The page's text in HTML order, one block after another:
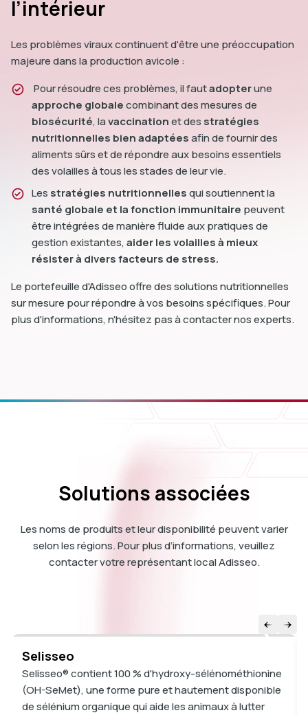
l’intérieur
Les problèmes viraux continuent d'être une préoccupation
majeure dans la production avicole :
Pour résoudre ces problèmes, il fautadopterune
approche globalecombinant des mesures de
biosécurité, lavaccinationet des stratégies
nutritionnelles bien adaptéesafin de fournir des
aliments sûrs et de répondre aux besoins essentiels
des volailles à tous les stades de leur vie.
Les stratégies nutritionnellesqui soutiennent la
santé globale et la fonction immunitaire peuvent
être intégrées de manière fluide aux pratiques de
gestion existantes,aider les volailles à mieux
résister à divers facteurs de stress.
Le portefeuille d'Adisseo offre des solutions nutritionnelles
sur mesure pour répondre à vos besoins spécifiques. Pour
plus d'informations, n'hésitez pas à contacter nos experts.
Solutions associées
Les noms de produits et leur disponibilité peuvent varier
selon les régions. Pour plus d’informations, veuillez
contacter votre représentant local Adisseo.
Selisseo
Selisseo® contient 100 % d'hydroxy-sélénométhionine
(OH-SeMet), une forme pure et hautement disponible
de sélénium organique qui aide les animaux à lutter